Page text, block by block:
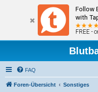
Follow
with
FREE -
FAQ
Foren-Übersicht Sonstiges